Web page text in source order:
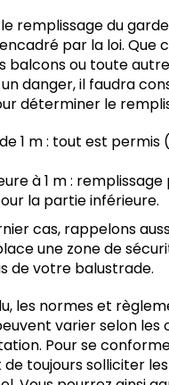
remplissage du
par la loi. Que
balcons ou toute
danger, il faudra
déterminer le
1 m : tout est permis
à 1 m :
la partie inférieure.
cas, rappelons
une zone de
de votre balustrade.
les normes et
varier selon les
Pour se
de toujours solliciter